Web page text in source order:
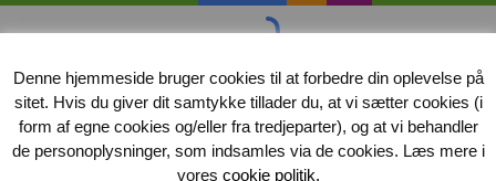
Denne hjemmeside bruger cookies til at forbedre din oplevelse på
sitet. Hvis du giver dit samtykke tillader du, at vi sætter cookies (i
form af egne cookies og/eller fra tredjeparter), og at vi behandler
de personoplysninger, som indsamles via de cookies. Læs mere i
vores cookie politik.
Produkter
Forside»Kørestolsramper